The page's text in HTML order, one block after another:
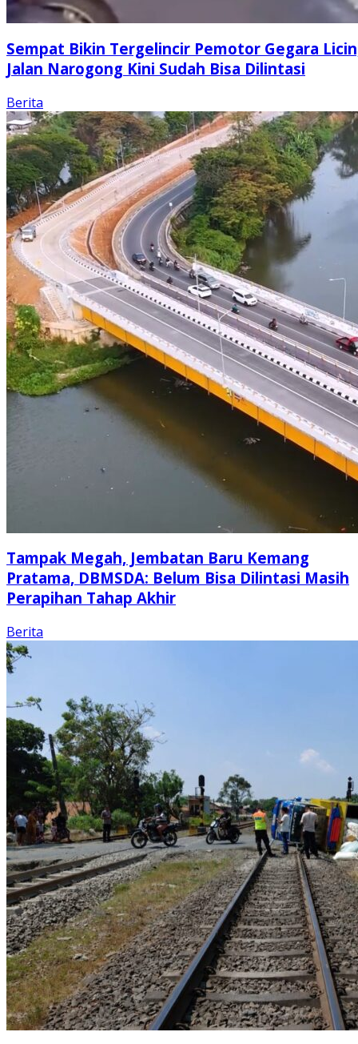
Sempat Bikin Tergelincir Pemotor Gegara
Jalan Narogong Kini Sudah Bisa Dilintasi
Berita
Tampak Megah, Jembatan Baru Kemang
Pratama, DBMSDA: Belum Bisa Dilintasi Masih
Perapihan Tahap Akhir
Berita